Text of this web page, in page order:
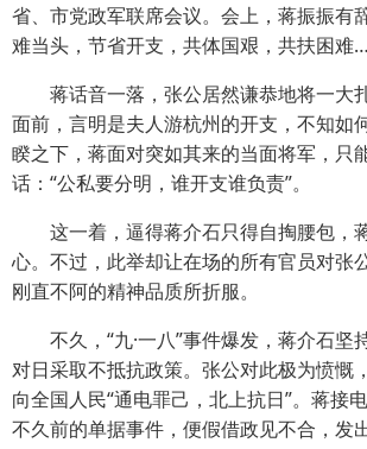
省、市党政军联席会议。会上，蒋振振有
难当头，节省开支，共体国艰，共扶困难
蒋话音一落，张公居然谦恭地将一大
面前，言明是夫人游杭州的开支，不知如
睽之下，蒋面对突如其来的当面将军，只
话：“公私要分明，谁开支谁负责”。
这一着，逼得蒋介石只得自掏腰包，
心。不过，此举却让在场的所有官员对张
刚直不阿的精神品质所折服。
不久，“九·一八”事件爆发，蒋介石坚持
对日采取不抵抗政策。张公对此极为愤慨
向全国人民“通电罪己，北上抗日”。蒋接
不久前的单据事件，便假借政见不合，发